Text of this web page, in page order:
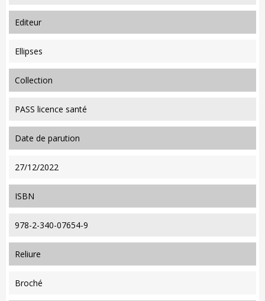
editeur
Ellipses
collection
PASS licence santé
date de parution
27/12/2022
ISBN
978-2-340-07654-9
reliure
Broché